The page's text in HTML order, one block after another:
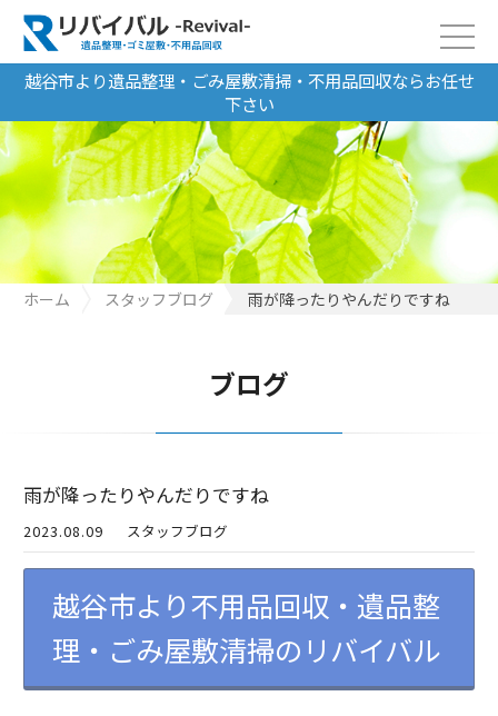
越谷市より遺品整理・ごみ屋敷清掃・不用品回収ならお任せ
下さい
ホーム スタッフブログ 雨が降ったりやんだりですね
ブログ
雨が降ったりやんだりですね
2023.08.09 スタッフブログ
越谷市より不用品回収・遺品整
理・ごみ屋敷清掃のリバイバル